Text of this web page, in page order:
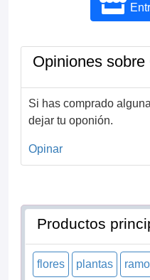
Opiniones
Si has comprado
dejar tu oponión.
Opinar
Productos
flores plantas